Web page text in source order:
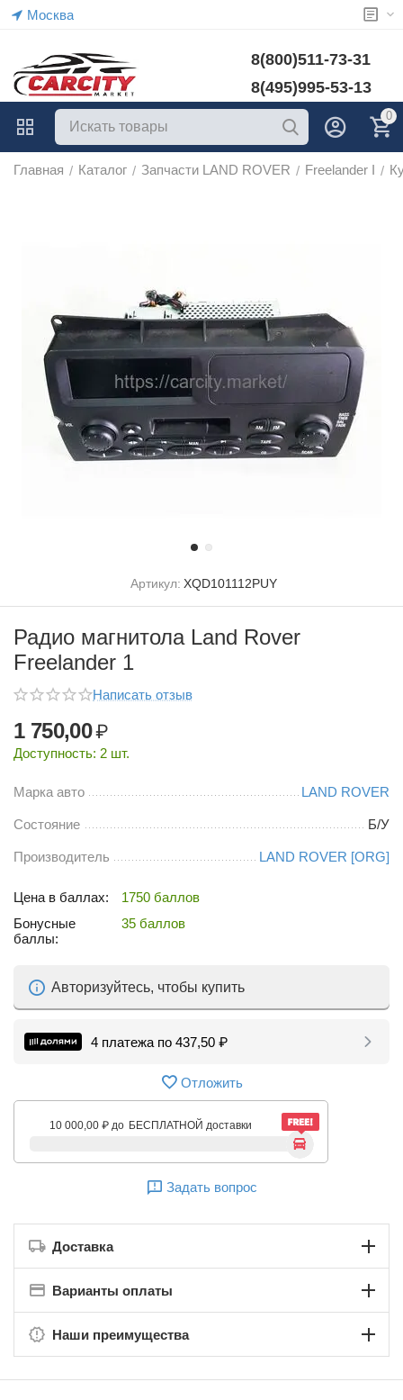
Москва
8(800)511-73-31
8(495)995-53-13
0
Главная / Каталог / Запчасти LAND ROVER / Freelander I /
Артикул: XQD101112PUY
Радио магнитола Land Rover
Freelander 1
Написать отзыв
1 750,00₽
Доступность: 2 шт.
Марка авто LAND ROVER
Состояние Б/У
Производитель LAND ROVER [ORG]
Цена в баллах:
1750 баллов
Бонусные
баллы:
35 баллов
Авторизуйтесь, чтобы купить
4 платежа по 437,50 ₽
Отложить
10 000,00 ₽ до БЕСПЛАТНОЙ доставки
Задать вопрос
Доставка
Варианты оплаты
Наши преимущества